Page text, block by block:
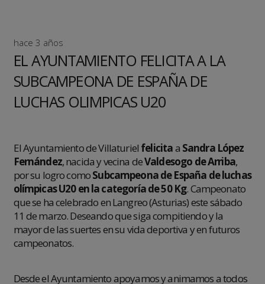
hace 3 años
EL AYUNTAMIENTO FELICITA A LA
SUBCAMPEONA DE ESPAÑA DE
LUCHAS OLIMPICAS U20
El Ayuntamiento de Villaturiel felicitaa Sandra López
Fernández, nacida y vecina deValdesogo de Arriba,
por su logro comoSubcampeona de España de luchas
olímpicas U20 en la categoría de 50 Kg. Campeonato
que se ha celebrado en Langreo (Asturias) este sábado
11 de marzo. Deseando que siga compitiendo y la
mayor de las suertes en su vida deportiva y en futuros
campeonatos.
Desde el Ayuntamiento apoyamos y animamos a todos